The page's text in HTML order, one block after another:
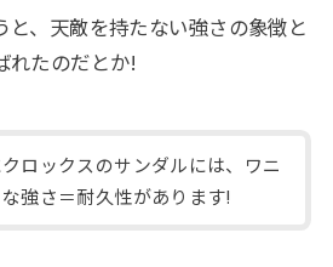
と、天敵を持たない強さの象徴と
れたのだとか!
ロックスのサンダルには、ワニ
強さ＝耐久性があります!